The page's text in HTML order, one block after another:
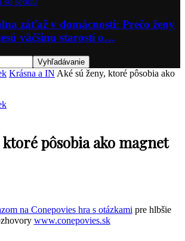
záťaž v domácnosti: Prečo ženy
väčšinu starostí o…
Krásna a IN Aké sú ženy, ktoré pôsobia ako
ktoré pôsobia ako magnet
hra s otázkami pre hlbšie
www.conepovies.sk